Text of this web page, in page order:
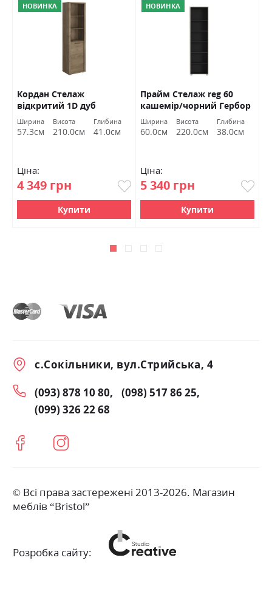
НОВИНКА
Кордан Cтелаж
відкритий 1D дуб
бургундський ВМВ
Холдинг
Ширина
57.3см
Висота
210.0см
Глибина
41.0см
Ціна:
4 349 грн
Купити
НОВИНКА
Прайм Стелаж reg 60
кашемір/чорний Гербор
Ширина
60.0см
Висота
220.0см
Глибина
38.0см
Ціна:
5 340 грн
Купити
с.Сокільники, вул.Стрийська, 4
(093) 878 10 80
(098) 517 86 25
(099) 326 22 68
© Всі права застережені 2013-2026. Магазин
меблів “Bristol”
Розробка сайту: